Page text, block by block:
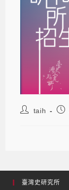
taih
臺灣史研究所